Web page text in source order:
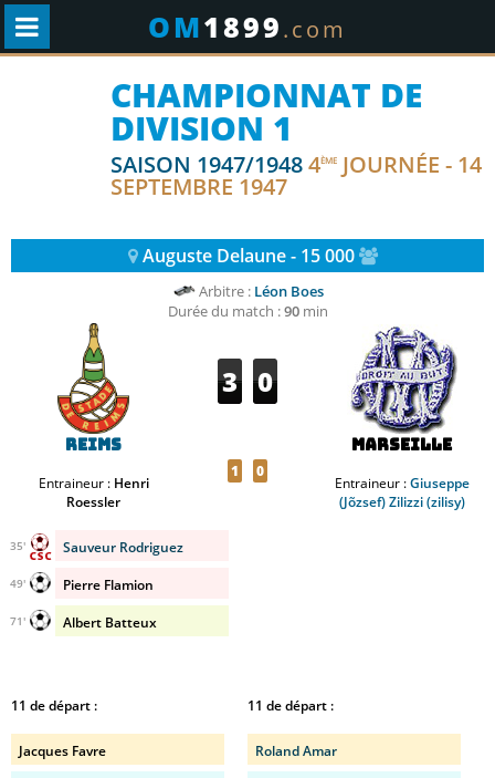
OM1899.com
CHAMPIONNAT DE
DIVISION 1
SAISON 1947/19484ÈME JOURNÉE - 14
SEPTEMBRE 1947
Auguste Delaune - 15 000
Arbitre : Léon Boes
Durée du match :90min
Reims
Entraineur : Henri
Roessler
3 0
1 0
Marseille
Entraineur :Giuseppe
(Jõzsef) Zilizzi (zilisy)
Sauveur Rodriguez
35'
Pierre Flamion
49'
Albert Batteux
71'
11 de départ :
Jacques Favre
11 de départ :
Roland Amar